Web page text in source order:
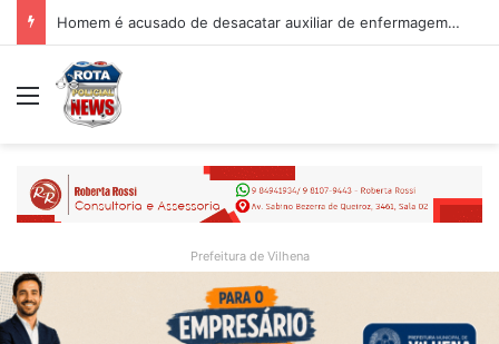
Homem é acusado de desacatar auxiliar de enfermagem no Hospital Regional de Vilhena
Menu
Prefeitura de Vilhena